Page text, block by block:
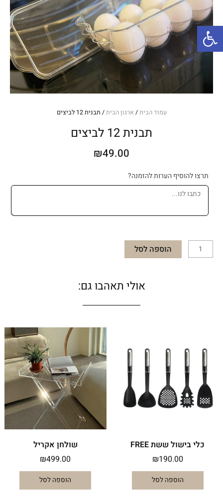
פתח סרגל נגישות
עמוד הבית/ ארגון הבית/ תבנית 12 לביצים
תבנית 12 לביצים
₪49.00
תרצו להוסיף הערות להזמנה?
של
תבנית
לביצים
הוספה לסל
אולי תאהבו גם:
כלי בישול ששת FREE
₪190.00
הוספה לסל
שולחן אקריל
₪499.00
הוספה לסל